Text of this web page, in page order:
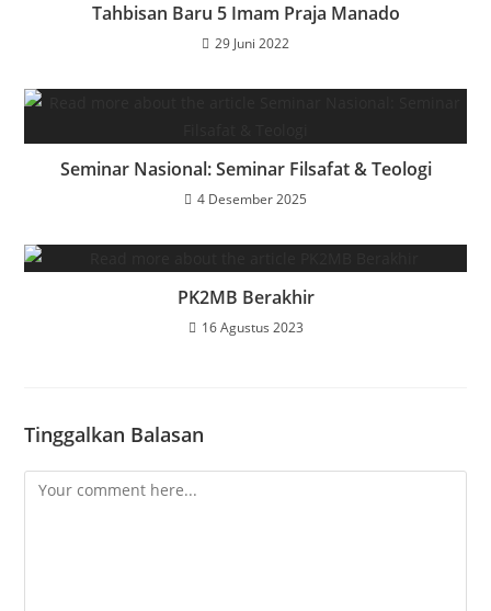
Tahbisan Baru 5 Imam Praja Manado
29 Juni 2022
Seminar Nasional: Seminar Filsafat & Teologi
4 Desember 2025
PK2MB Berakhir
16 Agustus 2023
Tinggalkan Balasan
Comment